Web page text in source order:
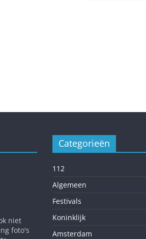
niet
foto's
Categorieën
112
Algemeen
Festivals
Koninklijk
Amsterdam